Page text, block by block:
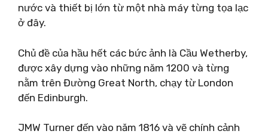
nước và thiết bị lớn từ một nhà máy từng tọa lạc
ở đây.
Chủ đề của hầu hết các bức ảnh là Cầu Wetherby,
được xây dựng vào những năm 1200 và từng
nằm trên Đường Great North, chạy từ London
đến Edinburgh.
JMW Turner đến vào năm 1816 và vẽ chính cảnh